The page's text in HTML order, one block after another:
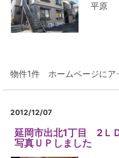
平原
物件1件 ホームページにア
2012/12/07
延岡市出北1丁目 2Ｌ
写真ＵＰしました